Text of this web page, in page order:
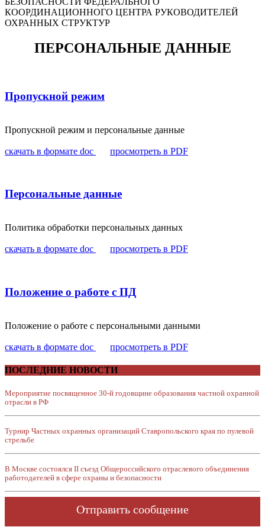
КООРДИНАЦИОННОГО ЦЕНТРА РУКОВОДИТЕЛЕЙ
ОХРАННЫХ СТРУКТУР
ПЕРСОНАЛЬНЫЕ ДАННЫЕ
Пропускной режим
Пропускной режим и персональные данные
скачать в формате doc просмотреть в PDF
Персональные данные
Политика обработки персональных данных
скачать в формате doc просмотреть в PDF
Положение о работе с ПД
Положение о работе с персональными данными
скачать в формате doc просмотреть в PDF
ПОСЛЕДНИЕ НОВОСТИ
Мероприятие посвященное 30-й годовщине образования частной охранной
отрасли в РФ
Турнир Частных охранных организаций Ставропольского края по пулевой
стрельбе
В Москве состоялся II cъезд Общероссийского отраслевого объединения
работодателей в сфере охраны и безопасности
Отправить сообщение